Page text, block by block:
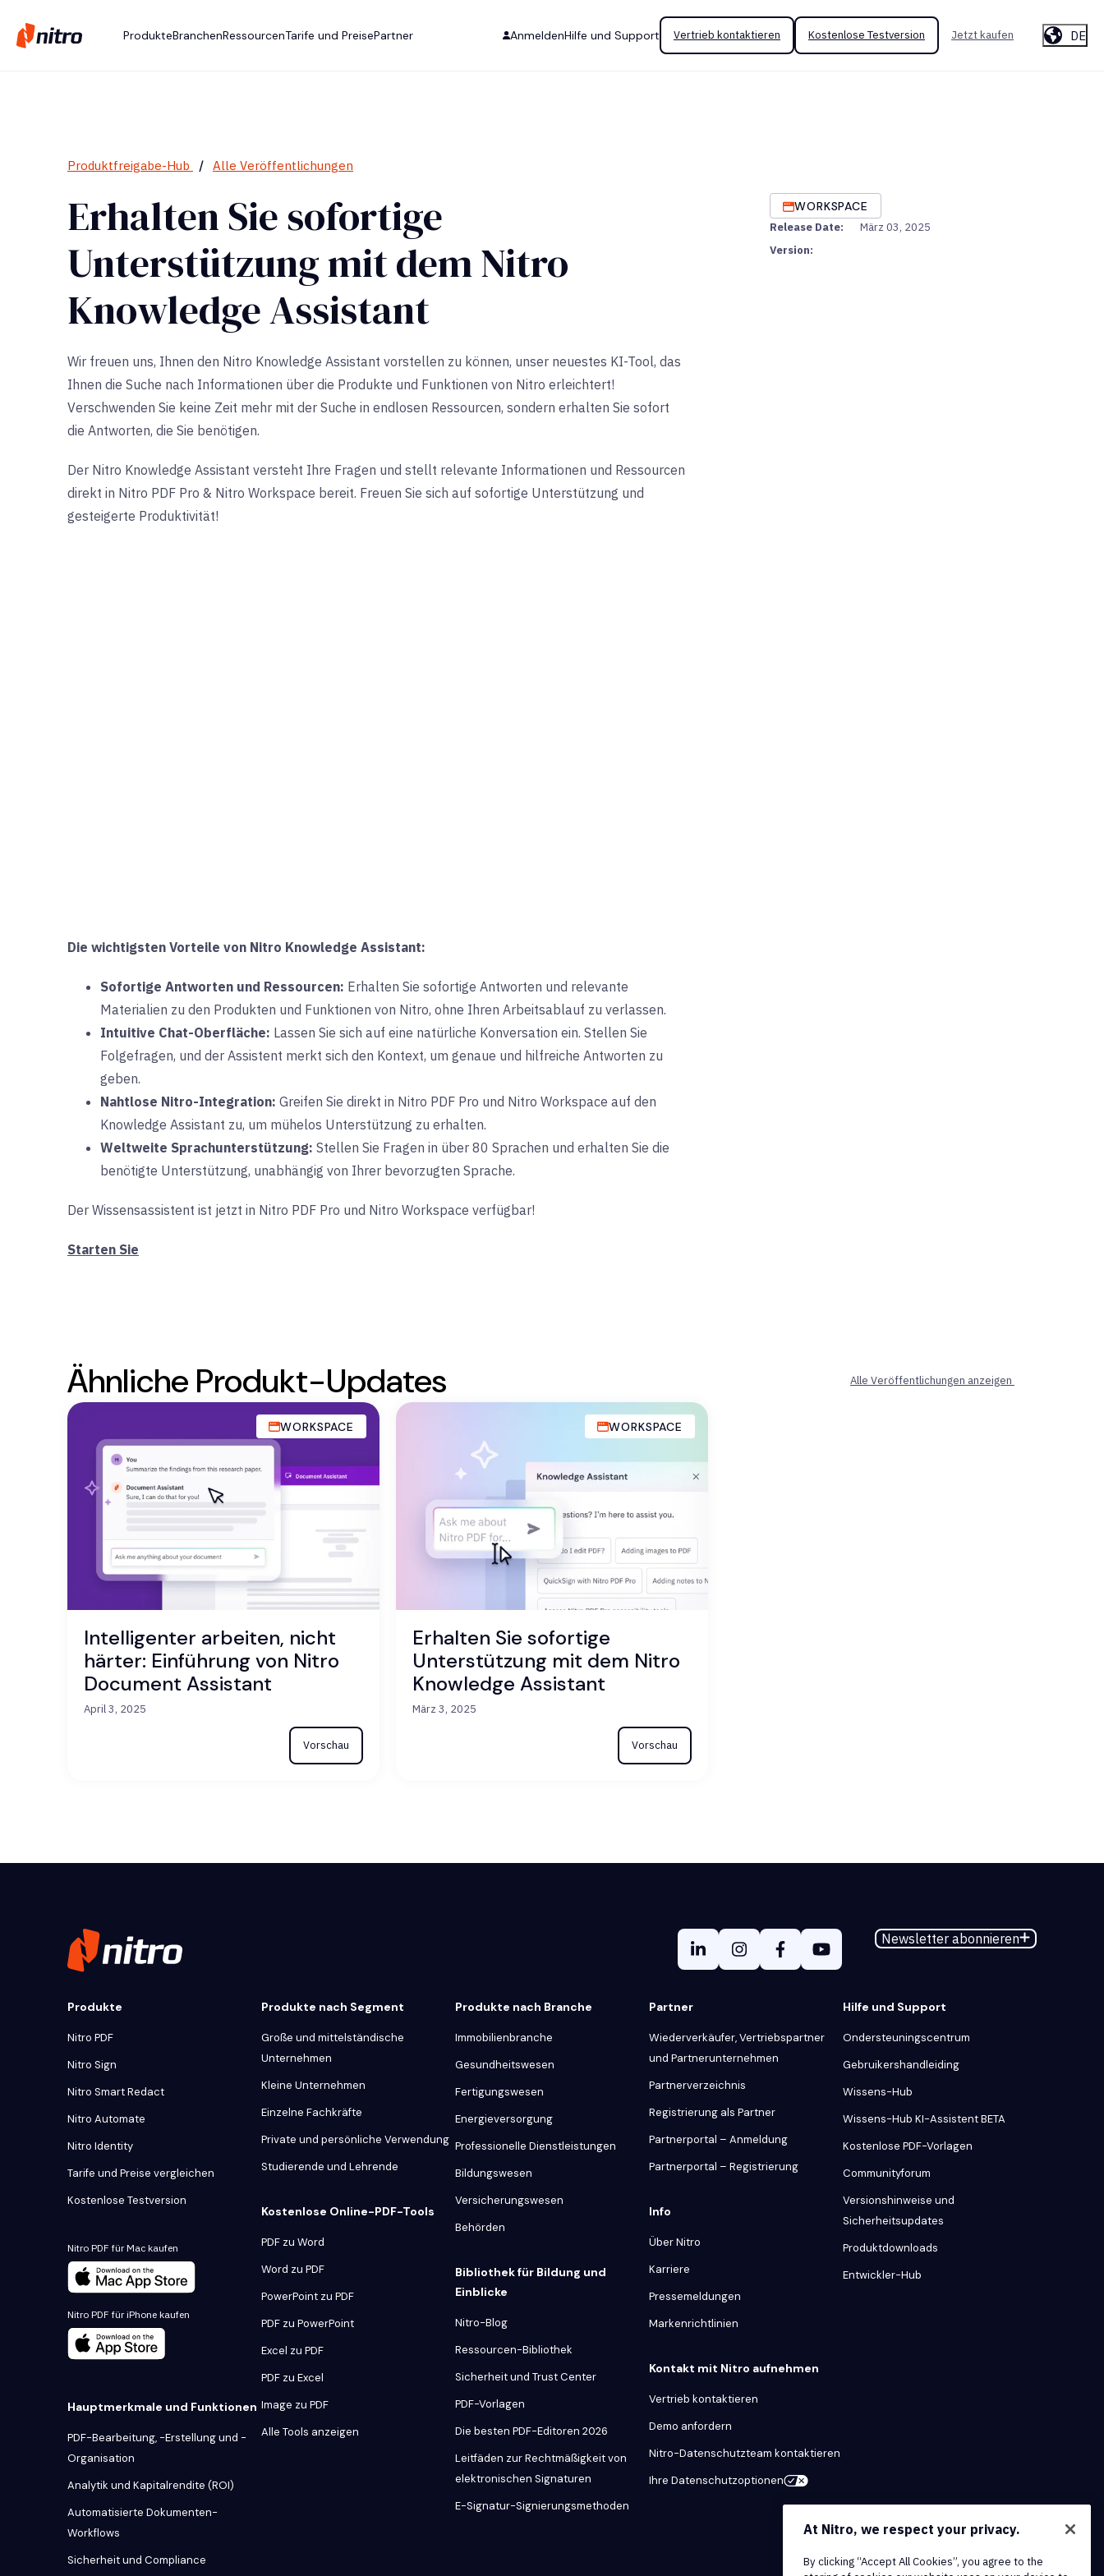
ProdukteBranchenRessourcenTarife und PreisePartner AnmeldenHilfe und Support Vertrieb kontaktieren Kostenlose Testversion Jetzt kaufen DE
Produktfreigabe-Hub / Alle Veröffentlichungen
Erhalten Sie sofortige
Unterstützung mit dem Nitro
Knowledge Assistant
Wir freuen uns, Ihnen den Nitro Knowledge Assistant vorstellen zu können, unser neuestes KI-Tool, das
Ihnen die Suche nach Informationen über die Produkte und Funktionen von Nitro erleichtert!
Verschwenden Sie keine Zeit mehr mit der Suche in endlosen Ressourcen, sondern erhalten Sie sofort
die Antworten, die Sie benötigen.
Der Nitro Knowledge Assistant versteht Ihre Fragen und stellt relevante Informationen und Ressourcen
direkt in Nitro PDF Pro & Nitro Workspace bereit. Freuen Sie sich auf sofortige Unterstützung und
gesteigerte Produktivität!
Die wichtigsten Vorteile von Nitro Knowledge Assistant:
Sofortige Antworten und Ressourcen: Erhalten Sie sofortige Antworten und relevante
Materialien zu den Produkten und Funktionen von Nitro, ohne Ihren Arbeitsablauf zu verlassen.
Intuitive Chat-Oberfläche: Lassen Sie sich auf eine natürliche Konversation ein. Stellen Sie
Folgefragen, und der Assistent merkt sich den Kontext, um genaue und hilfreiche Antworten zu
geben.
Nahtlose Nitro-Integration: Greifen Sie direkt in Nitro PDF Pro und Nitro Workspace auf den
Knowledge Assistant zu, um mühelos Unterstützung zu erhalten.
Weltweite Sprachunterstützung: Stellen Sie Fragen in über 80 Sprachen und erhalten Sie die
benötigte Unterstützung, unabhängig von Ihrer bevorzugten Sprache.
Der Wissensassistent ist jetzt in Nitro PDF Pro und Nitro Workspace verfügbar!
Starten Sie
WORKSPACE
Release Date:
März 03, 2025
Version:
Ähnliche Produkt-Updates Alle Veröffentlichungen anzeigen
WORKSPACE
Intelligenter arbeiten, nicht
härter: Einführung von Nitro
Document Assistant
April 3, 2025
Vorschau
WORKSPACE
Erhalten Sie sofortige
Unterstützung mit dem Nitro
Knowledge Assistant
März 3, 2025
Vorschau
Newsletter abonnieren
Produkte
Nitro PDF
Nitro Sign
Nitro Smart Redact
Nitro Automate
Nitro Identity
Tarife und Preise vergleichen
Kostenlose Testversion
Nitro PDF für Mac kaufen
Nitro PDF für iPhone kaufen
Hauptmerkmale und Funktionen
PDF-Bearbeitung, -Erstellung und -
Organisation
Analytik und Kapitalrendite (ROI)
Automatisierte Dokumenten-
Workflows
Sicherheit und Compliance
Produkte nach Segment
Große und mittelständische
Unternehmen
Kleine Unternehmen
Einzelne Fachkräfte
Private und persönliche Verwendung
Studierende und Lehrende
Kostenlose Online-PDF-Tools
PDF zu Word
Word zu PDF
PowerPoint zu PDF
PDF zu PowerPoint
Excel zu PDF
PDF zu Excel
Image zu PDF
Alle Tools anzeigen
Produkte nach Branche
Immobilienbranche
Gesundheitswesen
Fertigungswesen
Energieversorgung
Professionelle Dienstleistungen
Bildungswesen
Versicherungswesen
Behörden
Bibliothek für Bildung und
Einblicke
Nitro-Blog
Ressourcen-Bibliothek
Sicherheit und Trust Center
PDF-Vorlagen
Die besten PDF-Editoren 2026
Leitfäden zur Rechtmäßigkeit von
elektronischen Signaturen
E-Signatur-Signierungsmethoden
Partner
Wiederverkäufer, Vertriebspartner
und Partnerunternehmen
Partnerverzeichnis
Registrierung als Partner
Partnerportal – Anmeldung
Partnerportal – Registrierung
Info
Über Nitro
Karriere
Pressemeldungen
Markenrichtlinien
Kontakt mit Nitro aufnehmen
Vertrieb kontaktieren
Demo anfordern
Nitro-Datenschutzteam kontaktieren
Ihre Datenschutzoptionen
Hilfe und Support
Ondersteuningscentrum
Gebruikershandleiding
Wissens-Hub
Wissens-Hub KI-Assistent BETA
Kostenlose PDF-Vorlagen
Communityforum
Versionshinweise und
Sicherheitsupdates
Produktdownloads
Entwickler-Hub
At Nitro, we respect your privacy.
By clicking “Accept All Cookies”, you agree to the